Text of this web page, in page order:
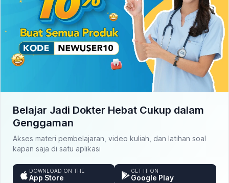
Belajar Jadi Dokter Hebat Cukup dalam
Genggaman
Akses materi pembelajaran, video kuliah, dan latihan soal
kapan saja di satu aplikasi
DOWNLOAD ON THE
App Store
GET IT ON
Google Play